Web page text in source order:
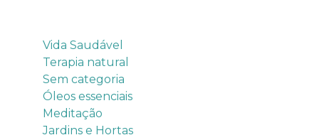
Vida Saudável
Terapia natural
Sem categoria
Óleos essenciais
Meditação
Jardins e Hortas